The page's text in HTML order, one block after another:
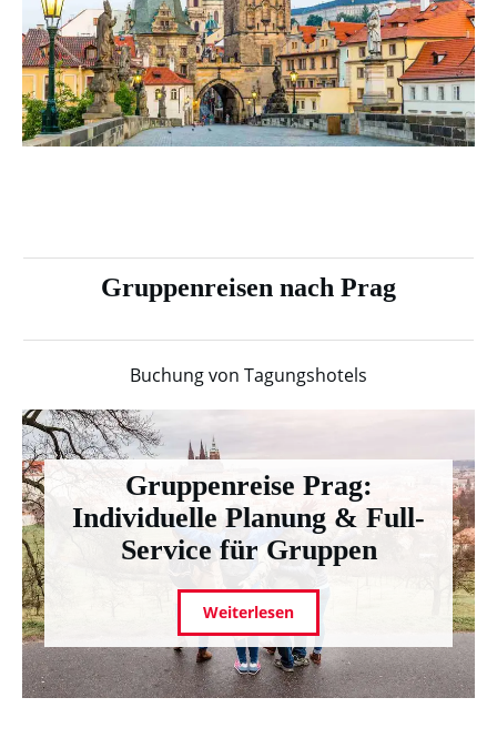
Gruppenreisen nach Prag
Buchung von Tagungshotels
Gruppenreise Prag:
Individuelle Planung & Full-
Service für Gruppen
Weiterlesen